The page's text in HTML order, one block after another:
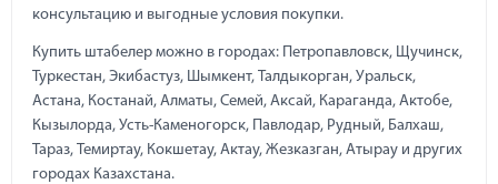
консультацию и выгодные условия покупки.
Купить штабелер можно в городах: Петропавловск, Щучинск,
Туркестан, Экибастуз, Шымкент, Талдыкорган, Уральск,
Астана, Костанай, Алматы, Семей, Аксай, Караганда, Актобе,
Кызылорда, Усть-Каменогорск, Павлодар, Рудный, Балхаш,
Тараз, Темиртау, Кокшетау, Актау, Жезказган, Атырау и других
городах Казахстана.